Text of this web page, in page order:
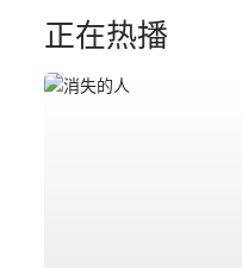
正在热播